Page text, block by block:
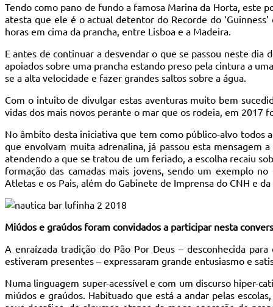
Tendo como pano de fundo a famosa Marina da Horta, este
atesta que ele é o actual detentor do Recorde do
horas em cima da prancha, entre Lisboa e a Madeira.
E antes de continuar a desvendar o que se passou neste dia
apoiados sobre uma prancha estando preso pela cintura a
se a alta velocidade e fazer grandes saltos sobre a água.
Com o intuito de divulgar estas aventuras muito bem
vidas dos mais novos perante o mar que os rodeia, em 2017
No âmbito desta iniciativa que tem como público-alvo todos
que envolvam muita adrenalina, já passou esta mensagem
atendendo a que se tratou de um feriado, a escolha recaiu
formação das camadas mais jovens, sendo um exemplo
Atletas e os Pais, além do Gabinete de Imprensa do CNH e da
Miúdos e graúdos foram convidados a participar nesta
A enraízada tradição do Pão Por Deus – desconhecida
estiveram presentes – expressaram grande entusiasmo e
Numa linguagem super-acessível e com um discurso hiper-
miúdos e graúdos. Habituado que está a andar pelas